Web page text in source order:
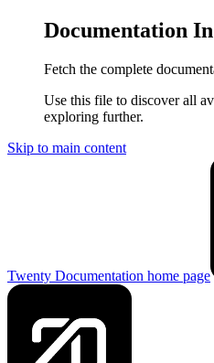
Documentation
Fetch the complete
Use this file to discover all
exploring further.
Skip to main content
Twenty Documentation home page